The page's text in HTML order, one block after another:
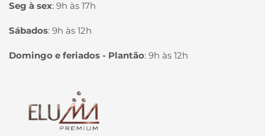
Seg à sex: 9h às 17h
Sábados: 9h às 12h
Domingo e feriados - Plantão: 9h às 12h
Página inicial